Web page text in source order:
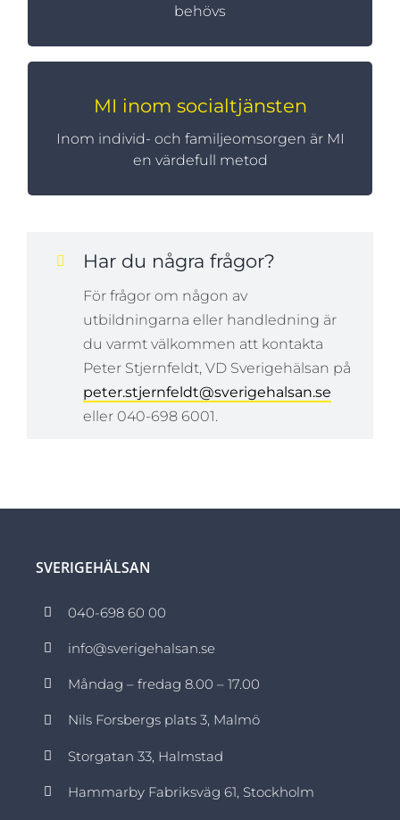
behövs
arbetsplatser där motivationsarbete krävs.
MI inom socialtjänsten
Inom individ- och familjeomsorgen är MI
en värdefull metod
MI inom socialtjänsten
MI används med goda resultat inom
socialtjänsten där man dagligen möter
Har du några frågor?
För frågor om någon av
utbildningarna eller handledning är
du varmt välkommen att kontakta
Peter Stjernfeldt, VD Sverigehälsan på
peter.stjernfeldt@sverigehalsan.se
eller 040-698 6001.
SVERIGEHÄLSAN
040-698 60 00
info@sverigehalsan.se
Måndag – fredag 8.00 – 17.00
Nils Forsbergs plats 3, Malmö
Storgatan 33, Halmstad
Hammarby Fabriksväg 61, Stockholm